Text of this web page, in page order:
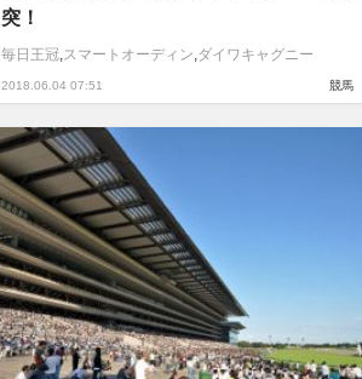
2018.06.04 07:51
突！
毎日王冠,スマートオーディン,ダイワキャグニー
競馬